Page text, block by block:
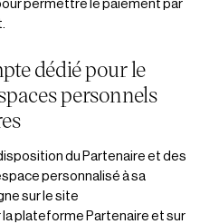
permettre le paiement par
dédié pour le
personnels
du Partenaire et des
personnalisé à sa
sur le site
la plateforme Partenaire et sur